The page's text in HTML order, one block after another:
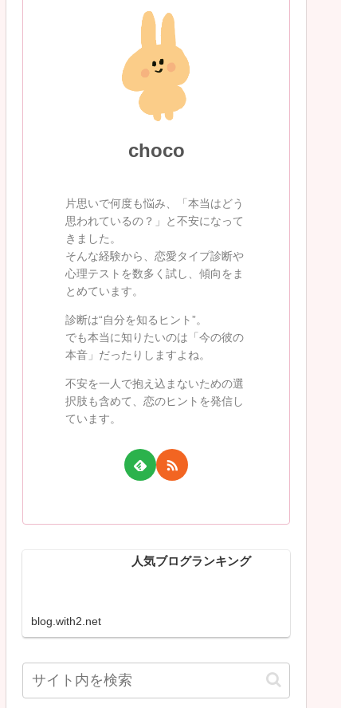
choco
片思いで何度も悩み、「本当はどう
思われているの？」と不安になって
きました。
そんな経験から、恋愛タイプ診断や
心理テストを数多く試し、傾向をま
とめています。
診断は“自分を知るヒント”。
でも本当に知りたいのは「今の彼の
本音」だったりしますよね。
不安を一人で抱え込まないための選
択肢も含めて、恋のヒントを発信し
ています。
人気ブログランキング
blog.with2.net